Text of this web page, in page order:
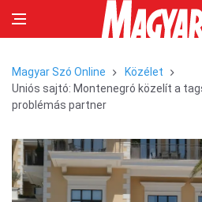
Magyar Szó Online
Közélet
Uniós sajtó: Montenegró közelít a
problémás partner